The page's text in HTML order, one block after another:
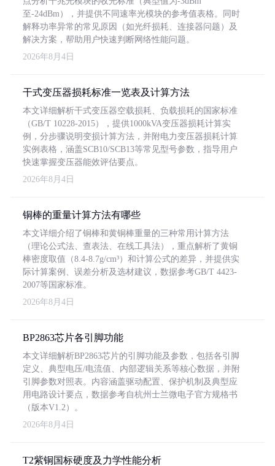
至-24dBm），并提供不同速率光模块的参考值表格。同时
解释功率异常的常见原因（如光纤损耗、连接器问题）及
解决方案，帮助用户快速判断网络性能问题。
2026年8月4日
干式变压器损耗标准一览表及计算方法
本文详细解析干式变压器空载损耗、负载损耗的国家标准
（GB/T 10228-2015），提供1000kVA变压器损耗计算实
例，分步骤说明变损计算方法，并附电力变压器损耗计算
实例表格，涵盖SCB10/SCB13等常见型号参数，指导用户
快速掌握变压器能效评估要点。
2026年8月4日
铜棒的重量计算方法有哪些
本文详细介绍了铜棒和黄铜棒重量的三种常用计算方法
（理论公式法、查表法、在线工具法），重点解析了黄铜
棒密度取值（8.4-8.7g/cm³）和计算公式的差异，并提供实
际计算案例、误差分析及选材建议，数据参考GB/T 4423-
2007等国家标准。
2026年8月4日
BP2863芯片各引脚功能
本文详细解析BP2863芯片的引脚功能及参数，包括各引脚
定义、典型电压/电流值、内部逻辑关系等核心数据，并附
引脚参数对照表。内容涵盖驱动配置、保护机制及典型应
用电路设计要点，数据参考自杭州士兰微电子官方规格书
（版本V1.2）。
2026年8月4日
T2紫铜国标硬度及力学性能分析